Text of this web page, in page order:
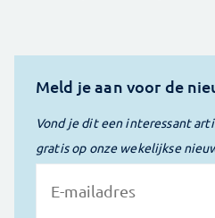
Meld je aan voor de
Vond je dit een interessant
gratis op onze wekelijkse